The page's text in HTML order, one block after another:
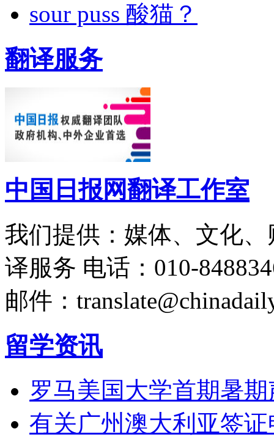
sour puss 酸猫？
翻译服务
中国日报网翻译工作室
我们提供：媒体、文化
译服务 电话：010-
邮件：
留学资讯
罗马美国大学首期暑
有关广州澳大利亚签